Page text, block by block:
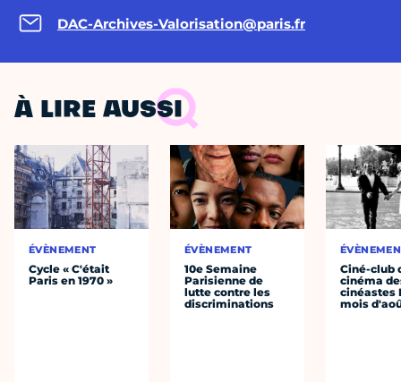
DAC-Archives-Valorisation@paris.fr
À LIRE AUSSI
ÉVÈNEMENT
Cycle « C'était
Paris en 1970 »
ÉVÈNEMENT
10e Semaine
Parisienne de
lutte contre les
discriminations
Ciné-club
cinéma
cinéastes
mois